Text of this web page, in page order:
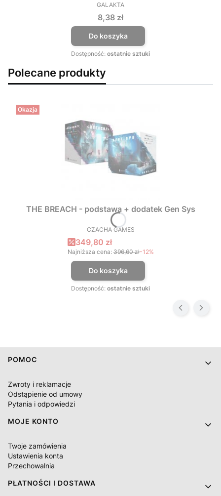
PRODUCENT
GALAKTA
Cena
8,38 zł
Do koszyka
Dostępność: ostatnie sztuki
Polecane produkty
Okazja
THE BREACH - podstawa + dodatek Gen Sys
PRODUCENT
CZACHA GAMES
Cena promocyjna
349,80 zł
Najniższa cena: 396,60 zł-12%
Do koszyka
Dostępność: ostatnie sztuki
Linki w stopce
POMOC
Zwroty i reklamacje
Odstąpienie od umowy
Pytania i odpowiedzi
MOJE KONTO
Twoje zamówienia
Ustawienia konta
Przechowalnia
PŁATNOŚCI I DOSTAWA